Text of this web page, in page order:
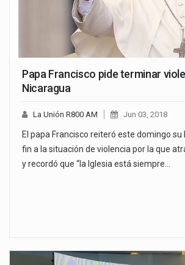
Papa Francisco pide terminar
Nicaragua
La Unión R800 AM Jun 03, 2018
El papa Francisco reiteró este domingo
fin a la situación de violencia por la que
y recordó que “la Iglesia está siempre…